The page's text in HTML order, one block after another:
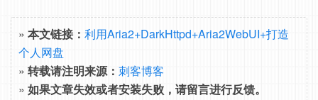
» 本文链接： 利用Aria2+DarkHttpd+Aria2WebUI+打造
个人网盘
» 转载请注明来源： 刺客博客
» 如果文章失效或者安装失败，请留言进行反馈。